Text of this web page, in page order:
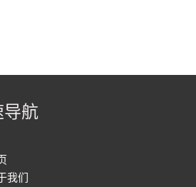
导航
我们